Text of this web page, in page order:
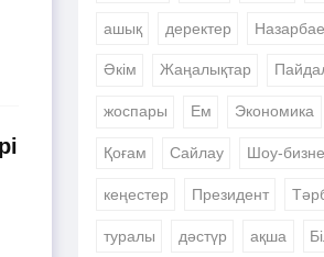
ашық деректер
Әкім Жаңалықтар
жоспары Ем Экономика
Қоғам Сайлау Шоу-
кеңестер Президент
туралы дәстүр ақша